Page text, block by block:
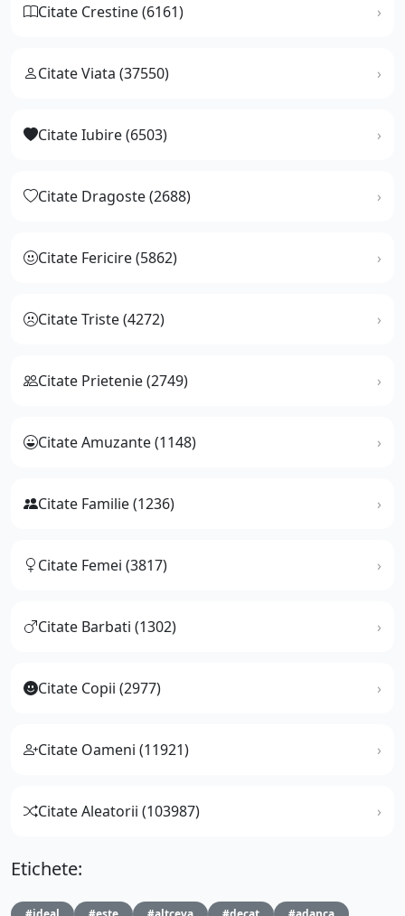
Citate Crestine (6161)
Citate Viata (37550)
Citate Iubire (6503)
Citate Dragoste (2688)
Citate Fericire (5862)
Citate Triste (4272)
Citate Prietenie (2749)
Citate Amuzante (1148)
Citate Familie (1236)
Citate Femei (3817)
Citate Barbati (1302)
Citate Copii (2977)
Citate Oameni (11921)
Citate Aleatorii (103987)
Etichete: